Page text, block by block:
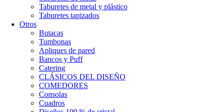
Taburetes de metal y plástico
Taburetes tapizados
Otros
Butacas
Tumbonas
Apliques de pared
Bancos y Puff
Catering
CLÁSICOS DEL DISEÑO
COMEDORES
Consolas
Cuadros